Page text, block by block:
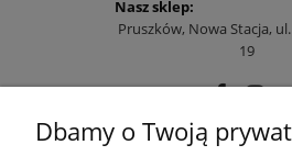
Nasz sklep:
Pruszków, Nowa Stacja,
19
Dbamy o Twoją